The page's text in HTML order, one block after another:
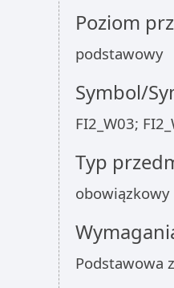
Poziom
podstawowy
Symbol/
FI2_W03;
Typ
obowiązkowy
Podstawowa